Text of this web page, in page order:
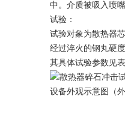
中。介质被吸入喷
试验：
试验对象为散热器
经过淬火的钢丸硬
其具体试验参数见
设备外观示意图（